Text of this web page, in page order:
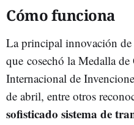
Cómo funciona
La principal innovación de
que cosechó la Medalla
Internacional de
de abril, entre otros
sofisticado sistema de